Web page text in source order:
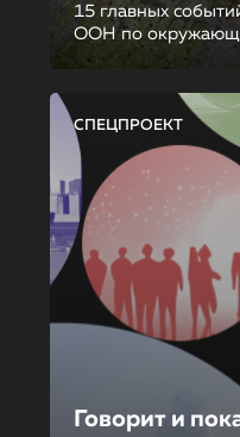
15 главных
ООН по
СПЕЦПРОЕКТ
Говорит и